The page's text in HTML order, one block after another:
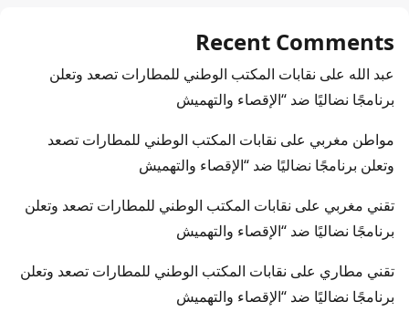
Recent Comments
عبد الله على نقابات المكتب الوطني للمطارات تصعد وتعلن
برنامجًا نضاليًا ضد “الإقصاء والتهميش
مواطن مغربي على نقابات المكتب الوطني للمطارات تصعد
وتعلن برنامجًا نضاليًا ضد “الإقصاء والتهميش
تقني مغربي على نقابات المكتب الوطني للمطارات تصعد وتعلن
برنامجًا نضاليًا ضد “الإقصاء والتهميش
تقني مطاري على نقابات المكتب الوطني للمطارات تصعد وتعلن
برنامجًا نضاليًا ضد “الإقصاء والتهميش